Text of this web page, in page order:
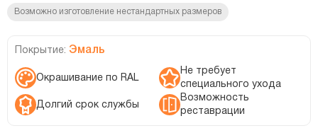
Возможно изготовление нестандартных размеров
Покрытие: Эмаль
Окрашивание по RAL
Не требует
специального ухода
Долгий срок службы
Возможность
реставрации